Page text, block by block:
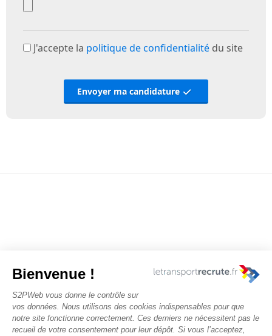
J'accepte la politique de confidentialité du site
Envoyer ma candidature
Nous contacter
Rechercher des offres
Faîtes-vous chasser ! Déposez votre CV